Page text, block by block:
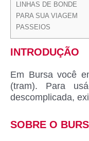
LINHAS DE BONDE
PARA SUA VIAGEM
PASSEIOS
INTRODUÇÃO
Em Bursa você
(tram). Para
descomplicada,
SOBRE O